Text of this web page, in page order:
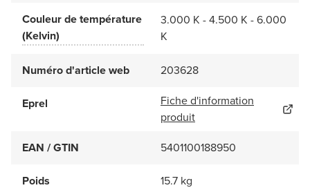
Couleur de température
(Kelvin)
3.000 K - 4.500 K - 6.000
K
Numéro d'article web 203628
Eprel
Fiche d'information
produit
EAN / GTIN
5401100188950
Poids 15.7 kg